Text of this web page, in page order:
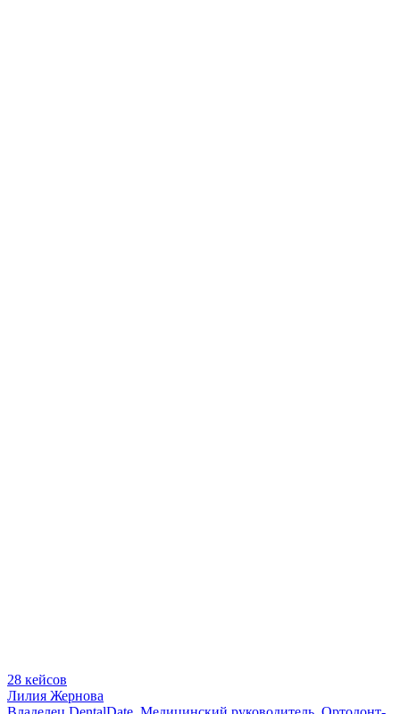
28 кейсов
Лилия Жернова